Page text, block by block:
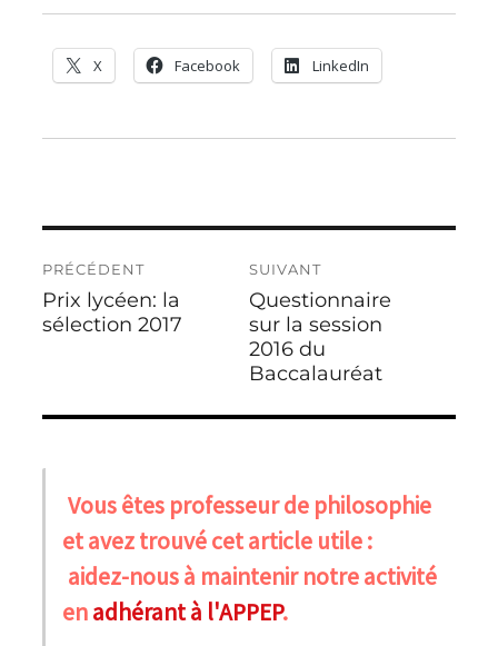
X Facebook LinkedIn
de
l’article
PRÉCÉDENT
Publication
précédente :
Prix lycéen: la
sélection 2017
SUIVANT
Publication
suivante :
Questionnaire
sur la session
2016 du
Baccalauréat
Vous êtes professeur de philosophie
et avez trouvé cet article utile :
aidez-nous à maintenir notre activité
enadhérant à l'APPEP.